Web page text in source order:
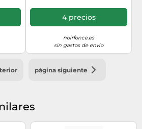
4 precios
noirfonce.es
sin gastos de envío
página siguiente